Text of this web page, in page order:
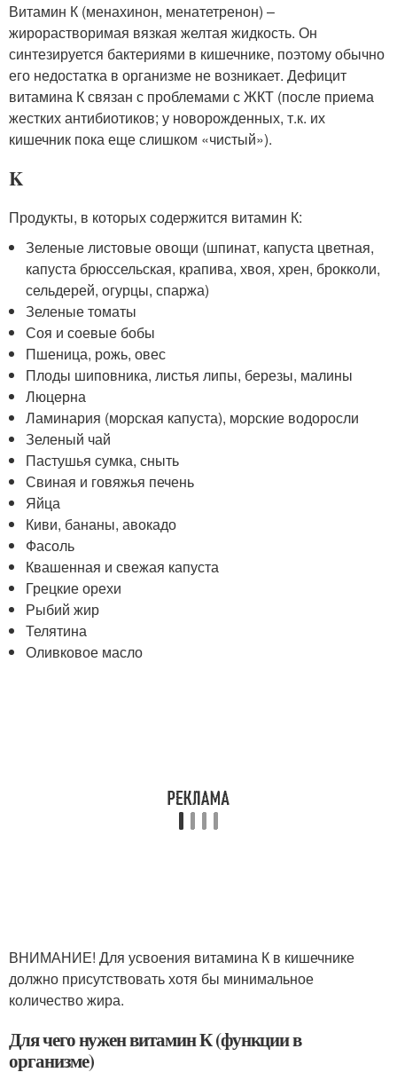
Витамин К (менахинон, менатетренон) –
жирорастворимая вязкая желтая жидкость. Он
синтезируется бактериями в кишечнике, поэтому обычно
его недостатка в организме не возникает. Дефицит
витамина К связан с проблемами с ЖКТ (после приема
жестких антибиотиков; у новорожденных, т.к. их
кишечник пока еще слишком «чистый»).
K
Продукты, в которых содержится витамин К:
Зеленые листовые овощи (шпинат, капуста цветная,
капуста брюссельская, крапива, хвоя, хрен, брокколи,
сельдерей, огурцы, спаржа)
Зеленые томаты
Соя и соевые бобы
Пшеница, рожь, овес
Плоды шиповника, листья липы, березы, малины
Люцерна
Ламинария (морская капуста), морские водоросли
Зеленый чай
Пастушья сумка, сныть
Свиная и говяжья печень
Яйца
Киви, бананы, авокадо
Фасоль
Квашенная и свежая капуста
Грецкие орехи
Рыбий жир
Телятина
Оливковое масло
ВНИМАНИЕ! Для усвоения витамина К в кишечнике
должно присутствовать хотя бы минимальное
количество жира.
Для чего нужен витамин К (функции в
организме)